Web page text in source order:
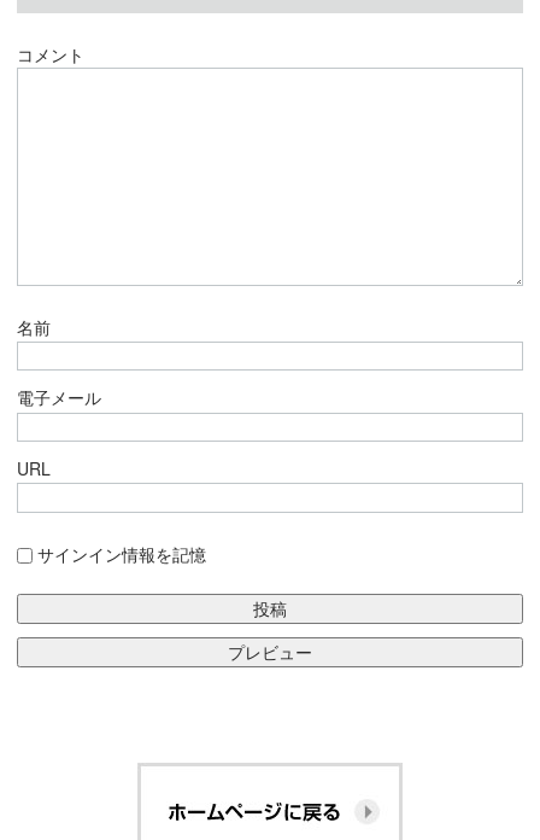
コメント
名前
電子メール
URL
サインイン情報を記憶